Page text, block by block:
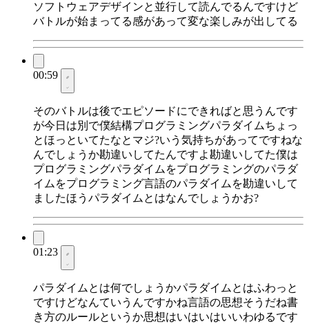
ソフトウェアデザインと並行して読んでるんですけど
バトルが始まってる感があって変な楽しみが出してる
00:59
そのバトルは後でエピソードにできればと思うんです
が今日は別で僕結構プログラミングパラダイムちょっ
とほっといてたなとマジ?いう気持ちがあってですねな
んでしょうか勘違いしてたんですよ勘違いしてた僕は
プログラミングパラダイムをプログラミングのパラダ
イムをプログラミング言語のパラダイムを勘違いして
ましたほうパラダイムとはなんでしょうかお?
01:23
パラダイムとは何でしょうかパラダイムとはふわっと
ですけどなんていうんですかね言語の思想そうだね書
き方のルールというか思想はいはいはいいわゆるです